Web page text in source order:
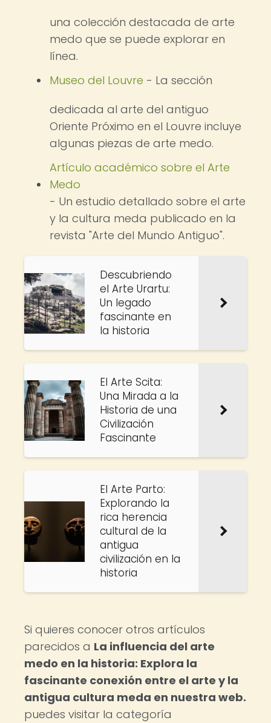
una colección destacada de arte
medo que se puede explorar en
línea.
Museo del Louvre - La sección
dedicada al arte del antiguo
Oriente Próximo en el Louvre incluye
algunas piezas de arte medo.
Artículo académico sobre el Arte
Medo
- Un estudio detallado sobre el arte
y la cultura meda publicado en la
revista "Arte del Mundo Antiguo".
Descubriendo
el Arte Urartu:
Un legado
fascinante en
la historia
El Arte Scita:
Una Mirada a la
Historia de una
Civilización
Fascinante
El Arte Parto:
Explorando la
rica herencia
cultural de la
antigua
civilización en la
historia
Si quieres conocer otros artículos
parecidos a La influencia del arte
medo en la historia: Explora la
fascinante conexión entre el arte y la
antigua cultura meda en nuestra web.
puedes visitar la categoría